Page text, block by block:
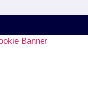
Banner